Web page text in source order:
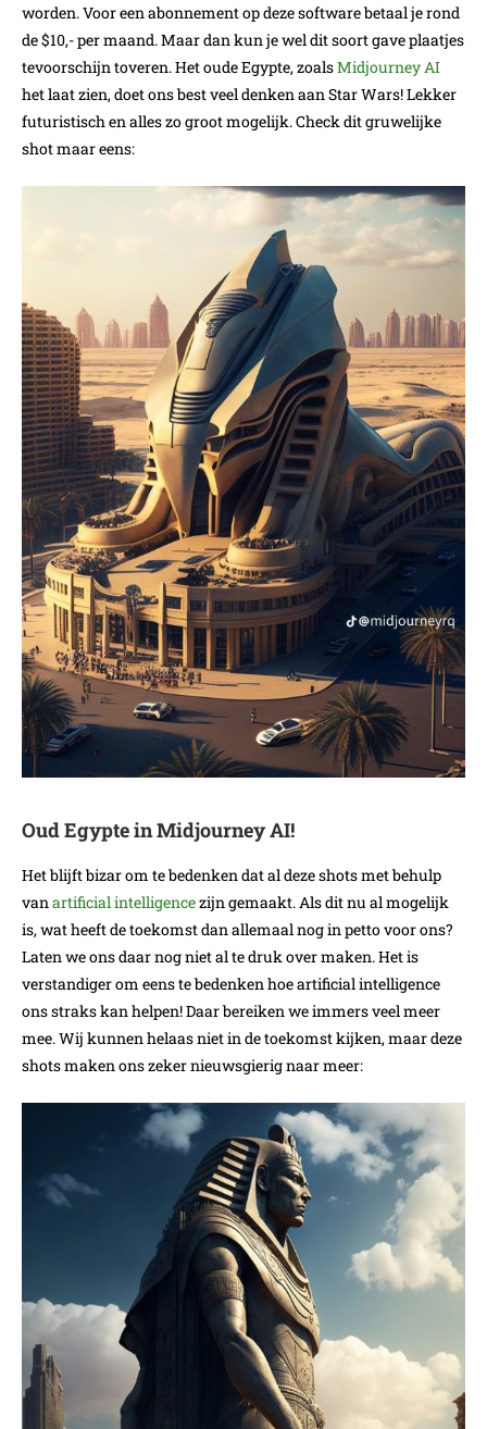
worden. Voor een abonnement op deze software betaal je rond
de $10,- per maand. Maar dan kun je wel dit soort gave plaatjes
tevoorschijn toveren. Het oude Egypte, zoalsMidjourney AI
het laat zien, doet ons best veel denken aan Star Wars! Lekker
futuristisch en alles zo groot mogelijk. Check dit gruwelijke
shot maar eens:
Oud Egypte in Midjourney AI!
Het blijft bizar om te bedenken dat al deze shots met behulp
vanartificial intelligencezijn gemaakt. Als dit nu al mogelijk
is, wat heeft de toekomst dan allemaal nog in petto voor ons?
Laten we ons daar nog niet al te druk over maken. Het is
verstandiger om eens te bedenken hoe artificial intelligence
ons straks kan helpen! Daar bereiken we immers veel meer
mee. Wij kunnen helaas niet in de toekomst kijken, maar deze
shots maken ons zeker nieuwsgierig naar meer: